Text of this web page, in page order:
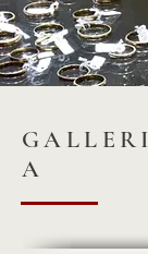
GALLERI
A